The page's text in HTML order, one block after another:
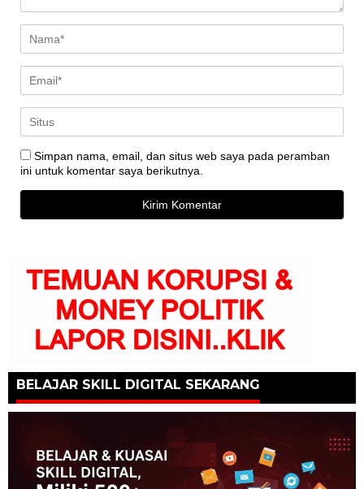
Simpan nama, email, dan situs web saya pada peramban
ini untuk komentar saya berikutnya.
BELAJAR SKILL DIGITAL SEKARANG